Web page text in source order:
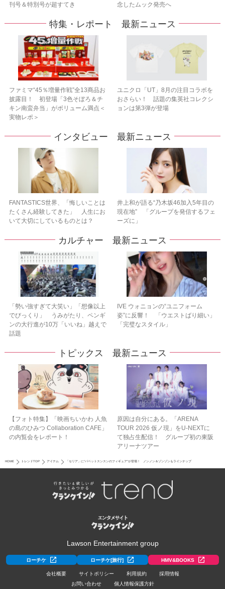
刊号＆特別号が超すてき
念したムック発売へ
特集・レポート 最新ニュース
ファミマ“45％増量作戦”全13商品お
披露目！ 初登場「3色そぼろ＆チ
キン南蛮弁当」がボリューム満点＜
実物レポ＞
ユニクロ「UT」8月の注目コラボを
おさらい！ 話題の集英社コレクシ
ョンは第3弾が登場
インタビュー 最新ニュース
FANTASTICS世界、「悔しいことは
たくさん経験してきた」 人生にお
いて大切にしているものとは？
井上和が語る“乃木坂46加入5年目の
現在地” 「グループを発信するフェ
ーズに」
カルチャー 最新ニュース
「勢い強すぎて大笑い」「想像以上
でびっくり」 うみがたり、ペンギ
ンの大行進が10万「いいね」越えで
話題
IVE ウォニョンの“ユニフォーム
姿”に反響！ 「ウエストばり細い」
「完璧なスタイル」
トピックス 最新ニュース
【フォト特集】「映画ちいかわ 人魚
の島のひみつ Collaboration CAFE」
の内覧会をレポート！
原因は自分にある。「ARENA
TOUR 2026 仮ノ現」をU-NEXTに
て独占生配信！ グループ初の東阪
アリーナツアー
HOME トレンドTOP アイテム 「セリア」に“パペットスンスンのフィギュア”が登場！ ノンノン＆ゾンゾンもラインナップ
Lawson Entertainment group
ローチケ ローチケ[旅行] HMV&BOOKS
会社概要 サイトポリシー 利用規約
採用情報
お問い合わせ
個人情報保護方針